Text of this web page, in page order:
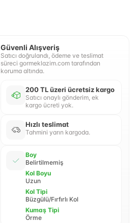
Güvenli Alışveriş
Satıcı doğrulandı, ödeme ve teslimat
süreci gormeklazim.com tarafından
koruma altında.
200 TL üzeri ücretsiz kargo
Satıcı onaylı gönderim, ek
kargo ücreti yok.
Hızlı teslimat
Tahmini yarın kargoda.
Boy
Belirtilmemiş
Kol Boyu
Uzun
Kol Tipi
Büzgülü/Fırfırlı Kol
Kumaş Tipi
Örme